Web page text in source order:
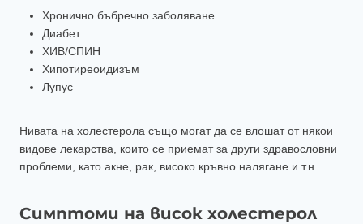
Хронично бъбречно заболяване
Диабет
ХИВ/СПИН
Хипотиреоидизъм
Лупус
Нивата на холестерола също могат да се влошат от някои
видове лекарства, които се приемат за други здравословни
проблеми, като акне, рак, високо кръвно налягане и т.н.
Симптоми на висок холестерол